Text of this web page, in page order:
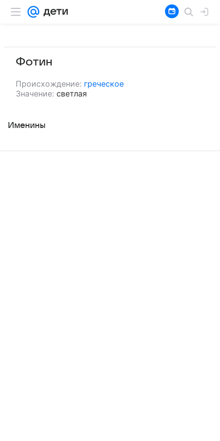
Фотин
Происхождение: греческое
Значение: светлая
Именины